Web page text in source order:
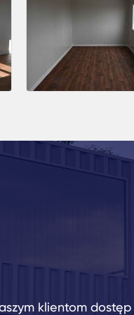
klientom